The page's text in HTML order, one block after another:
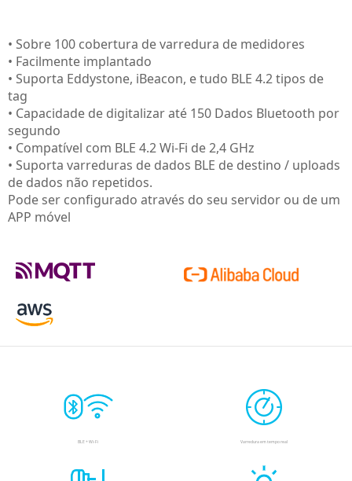
• Sobre 100 cobertura de varredura de medidores
• Facilmente implantado
• Suporta Eddystone, iBeacon, e tudo BLE 4.2 tipos de
tag
• Capacidade de digitalizar até 150 Dados Bluetooth por
segundo
• Compatível com BLE 4.2 Wi-Fi de 2,4 GHz
• Suporta varreduras de dados BLE de destino / uploads
de dados não repetidos.
Pode ser configurado através do seu servidor ou de um
APP móvel
BLE + Wi-Fi Varredura em tempo real